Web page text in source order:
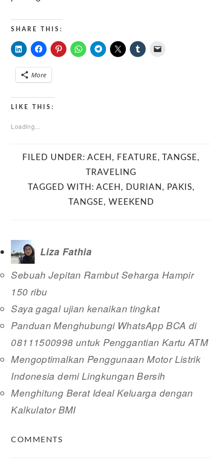
SHARE THIS:
More
LIKE THIS:
Loading...
FILED UNDER: ACEH , FEATURE, TANGSE,
TRAVELING
TAGGED WITH: ACEH , DURIAN , PAKIS,
TANGSE, WEEKEND
Liza Fathia
Sebuah Jepitan Rambut Seharga Hampir
150 ribu
Saya gagal ujian kenaikan tingkat
Panduan Menghubungi WhatsApp BCA di
08111500998 untuk Penggantian Kartu ATM
Mengoptimalkan Penggunaan Motor Listrik
Indonesia demi Lingkungan Bersih
Menghitung Berat Ideal Keluarga dengan
Kalkulator BMI
COMMENTS